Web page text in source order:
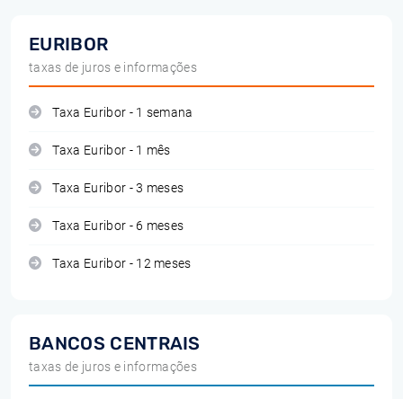
EURIBOR
taxas de juros e informações
Taxa Euribor - 1 semana
Taxa Euribor - 1 mês
Taxa Euribor - 3 meses
Taxa Euribor - 6 meses
Taxa Euribor - 12 meses
BANCOS CENTRAIS
taxas de juros e informações